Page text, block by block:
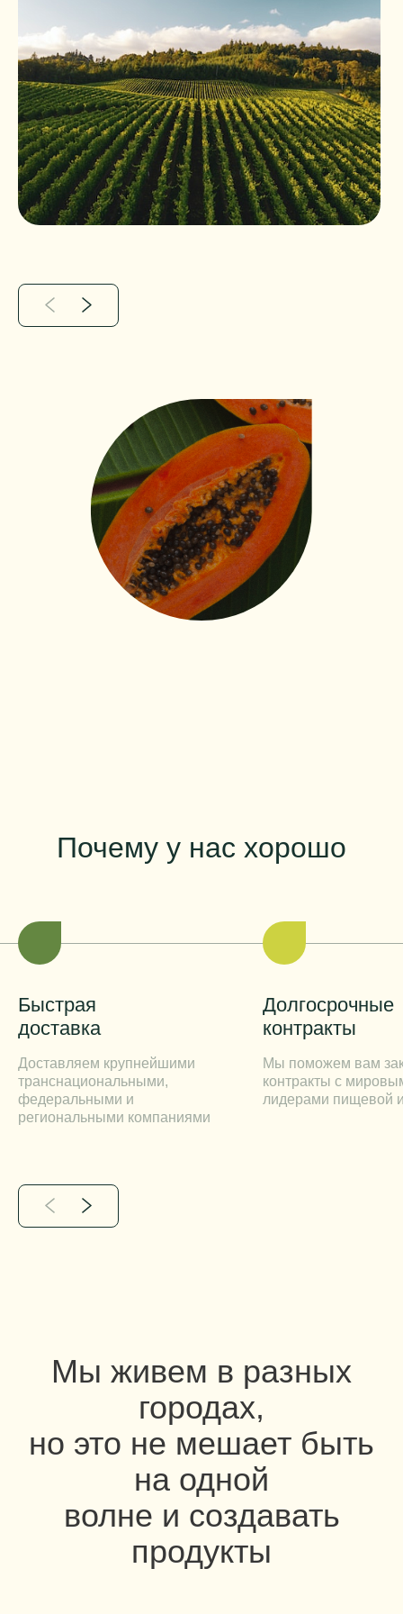
Почему у нас хорошо
Быстрая
доставка
Доставляем крупнейшими
транснациональными,
федеральными и
региональными компаниями
Долгосрочные
контракты
Мы поможем вам
контракты с
лидерами пищевой
Мы живем в разных
городах,
но это не мешает быть
на одной
волне и создавать
продукты